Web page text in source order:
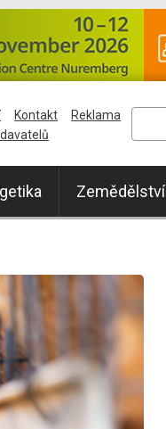
Zemědělství
Kontakt
Reklama